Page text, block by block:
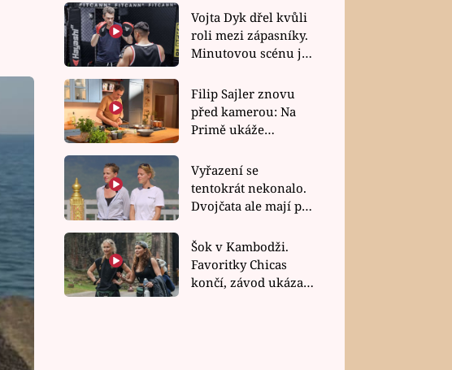
Vojta Dyk dřel kvůli
roli mezi zápasníky.
Minutovou scénu jel
Filip Sajler znovu
před kamerou: Na
Primě ukáže
rychlé recepty
Vyřazení se
tentokrát nekonalo.
Dvojčata ale mají po
závodu nůž na krku
Šok v Kambodži.
Favoritky Chicas
končí, závod ukázal